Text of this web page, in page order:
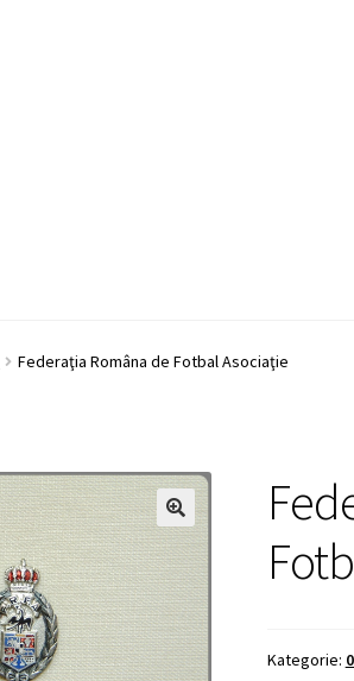
Federaţia Româna de Fotbal Asociaţie
Kategorie: